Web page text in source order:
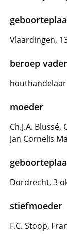
Vlaardingen,
beroep vader
moeder
Ch.J.A.
Jan Cornelis
Dordrecht, 3
stiefmoeder
F.C. Stoop,